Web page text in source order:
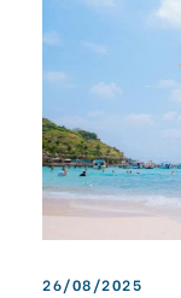
26/08/2025